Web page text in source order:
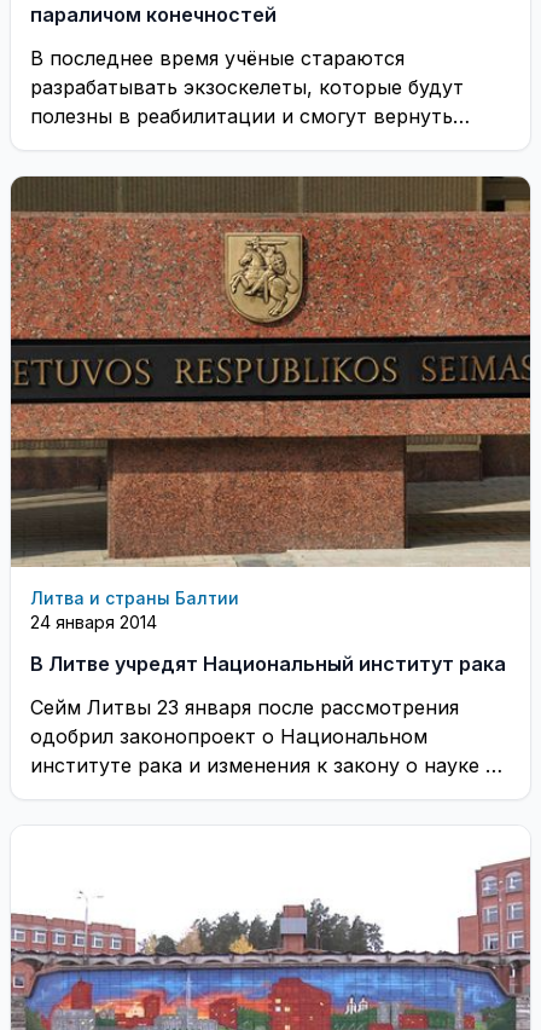
параличом конечностей
В последнее время учёные стараются
разрабатывать экзоскелеты, которые будут
полезны в реабилитации и смогут вернуть
пациентам (в том числе и ...
Литва и страны Балтии
24 января 2014
В Литве учредят Национальный институт рака
Сейм Литвы 23 января после рассмотрения
одобрил законопроект о Национальном
институте рака и изменения к закону о науке и
обучении, ...